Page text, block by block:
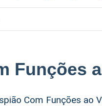
Funções
Com Funções ao